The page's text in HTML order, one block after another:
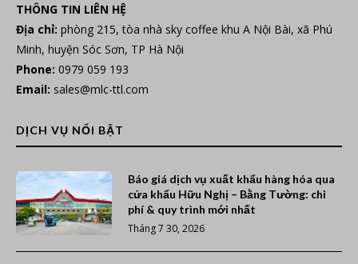
THÔNG TIN LIÊN HỆ
Địa chỉ: phòng 215, tòa nhà sky coffee khu A Nội Bài, xã Phú
Minh, huyện Sóc Sơn, TP Hà Nội
Phone: 0979 059 193
Email: sales@mlc-ttl.com
DỊCH VỤ NỔI BẬT
Báo giá dịch vụ xuất khẩu hàng hóa qua
cửa khẩu Hữu Nghị – Bằng Tường: chi
phí & quy trình mới nhất
Tháng 7 30, 2026